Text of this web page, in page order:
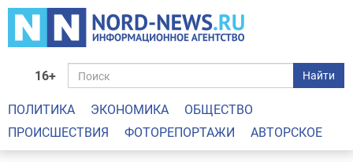
16+ Найти
ПОЛИТИКА ЭКОНОМИКА
ОБЩЕСТВО
ПРОИСШЕСТВИЯ
ФОТОРЕПОРТАЖИ АВТОРСКОЕ